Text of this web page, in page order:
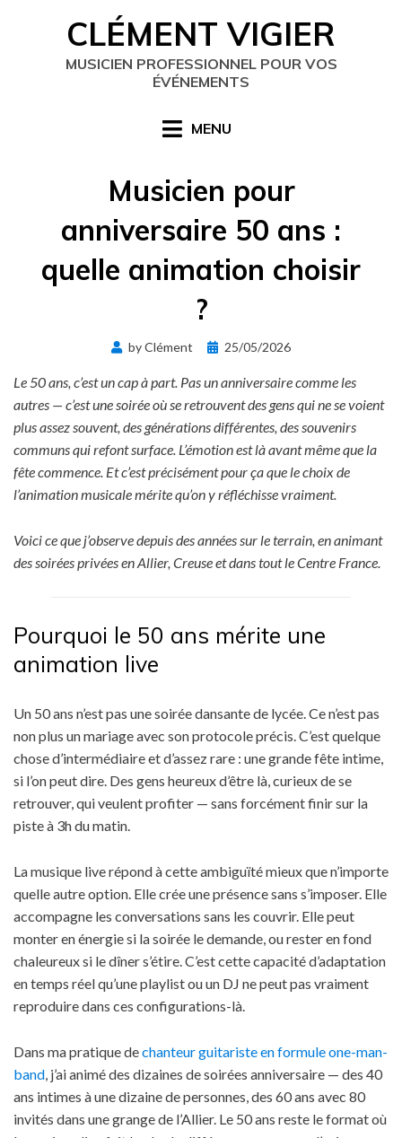
CLÉMENT VIGIER
MUSICIEN PROFESSIONNEL POUR VOS
ÉVÉNEMENTS
MENU
Musicien pour
anniversaire 50 ans :
quelle animation choisir
?
byClément
Posted
25/05/2026
Le 50 ans, c’est un cap à part. Pas un anniversaire comme les
autres — c’est une soirée où se retrouvent des gens qui ne se voient
plus assez souvent, des générations différentes, des souvenirs
communs qui refont surface. L’émotion est là avant même que la
fête commence. Et c’est précisément pour ça que le choix de
l’animation musicale mérite qu’on y réfléchisse vraiment.
Voici ce que j’observe depuis des années sur le terrain, en animant
des soirées privées en Allier, Creuse et dans tout le Centre France.
Pourquoi le 50 ans mérite une
animation live
Un 50 ans n’est pas une soirée dansante de lycée. Ce n’est pas
non plus un mariage avec son protocole précis. C’est quelque
chose d’intermédiaire et d’assez rare : une grande fête intime,
si l’on peut dire. Des gens heureux d’être là, curieux de se
retrouver, qui veulent profiter — sans forcément finir sur la
piste à 3h du matin.
La musique live répond à cette ambiguïté mieux que n’importe
quelle autre option. Elle crée une présence sans s’imposer. Elle
accompagne les conversations sans les couvrir. Elle peut
monter en énergie si la soirée le demande, ou rester en fond
chaleureux si le dîner s’étire. C’est cette capacité d’adaptation
en temps réel qu’une playlist ou un DJ ne peut pas vraiment
reproduire dans ces configurations-là.
Dans ma pratique dechanteur guitariste en formule one-man-
band, j’ai animé des dizaines de soirées anniversaire — des 40
ans intimes à une dizaine de personnes, des 60 ans avec 80
invités dans une grange de l’Allier. Le 50 ans reste le format où